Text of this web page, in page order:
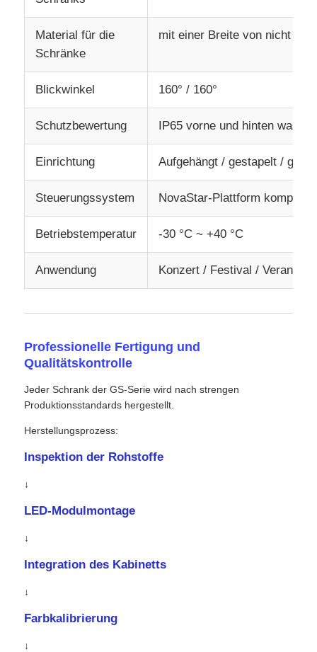
Material für die
Schränke
mit einer Breite von nicht
Blickwinkel 160° / 160°
Schutzbewertung IP65 vorne und hinten
Einrichtung Aufgehängt / gestapelt /
Steuerungssystem NovaStar-Plattform
Betriebstemperatur -30 °C ~ +40 °C
Anwendung Konzert / Festival /
Professionelle Fertigung und
Qualitätskontrolle
Jeder Schrank der GS-Serie wird nach strengen
Produktionsstandards hergestellt.
Herstellungsprozess:
Inspektion der Rohstoffe
↓
LED-Modulmontage
↓
Integration des Kabinetts
↓
Farbkalibrierung
↓